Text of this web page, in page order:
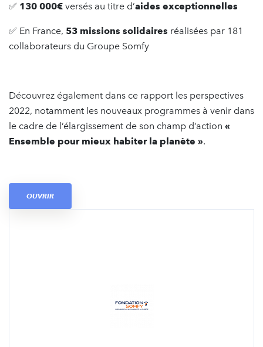
✅ 130 000€ versés au titre d’aides exceptionnelles
✅ En France, 53 missions solidaires réalisées par 181
collaborateurs du Groupe Somfy
Découvrez également dans ce rapport les perspectives
2022, notamment les nouveaux programmes à venir dans
le cadre de l’élargissement de son champ d’action «
Ensemble pour mieux habiter la planète ».
OUVRIR